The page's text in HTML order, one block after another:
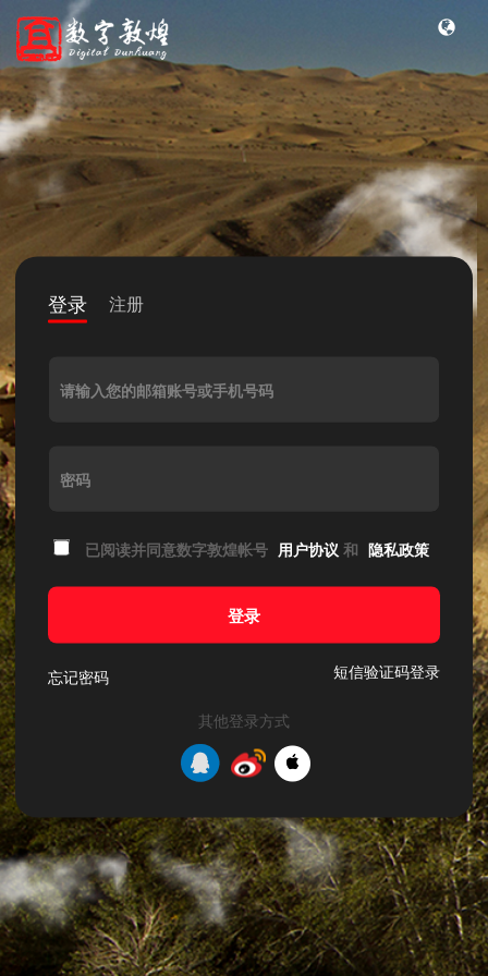
登录 注册
请输入您的邮箱账号或手机号码
密码
已阅读并同意数字敦煌帐号 用户协议 和 隐私政策
登录
忘记密码 短信验证码登录
其他登录方式